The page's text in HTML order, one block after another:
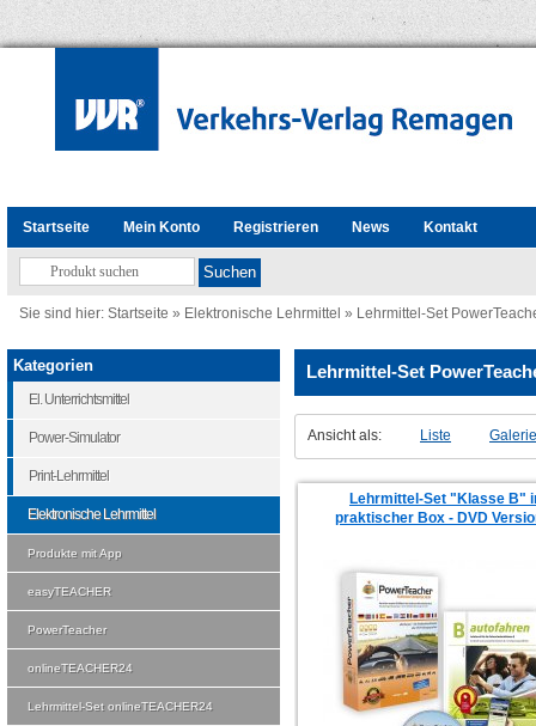
Startseite Mein Konto Registrieren News Kontakt
Sie sind hier: Startseite » Elektronische Lehrmittel » Lehrmittel-Set
Lehrmittel-Set
Ansicht als: Liste Galerie
Lehrmittel-Set "Klasse B"
praktischer Box - DVD
Kategorien
El. Unterrichtsmittel
Power-Simulator
Print-Lehrmittel
Elektronische Lehrmittel
Produkte mit App
easyTEACHER
PowerTeacher
onlineTEACHER24
Lehrmittel-Set onlineTEACHER24